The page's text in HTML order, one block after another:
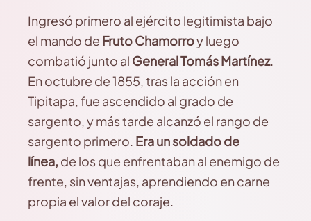
Ingresó primero al ejército legitimista bajo
el mando de Fruto Chamorroy luego
combatió junto al General Tomás Martínez.
En octubre de 1855, tras la acción en
Tipitapa, fue ascendido al grado de
sargento, y más tarde alcanzó el rango de
sargento primero. Era un soldado de
línea, de los que enfrentaban al enemigo de
frente, sin ventajas, aprendiendo en carne
propia el valor del coraje.